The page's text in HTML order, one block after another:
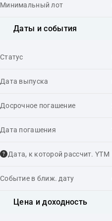
Минимальный лот
Даты и события
Статус
Дата выпуска
Досрочное погашение
Дата погашения
Дата, к которой рассчит. YTM
Событие в ближ. дату
Цена и доходность